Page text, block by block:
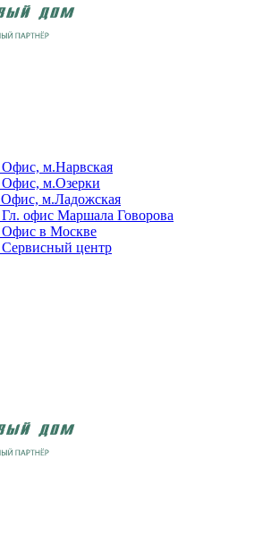
Офис, м.Нарвская
Офис, м.Озерки
Офис, м.Ладожская
Гл. офис Маршала Говорова
Офис в Москве
Сервисный центр